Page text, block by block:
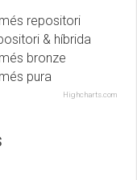
repositori
& híbrida
bronze
pura
Highcharts.com